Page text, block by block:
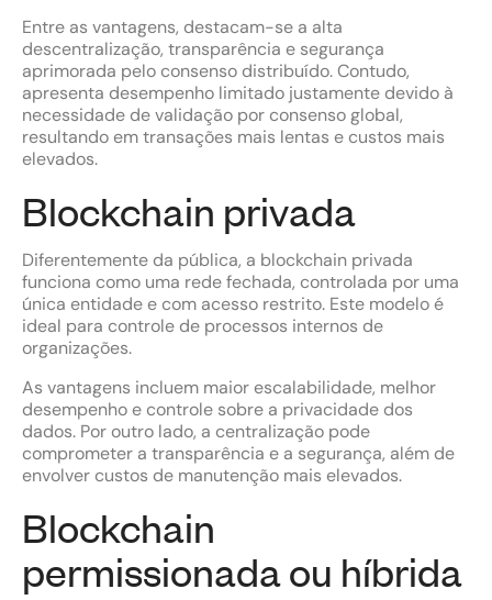
Entre as vantagens, destacam-se a alta
descentralização, transparência e segurança
aprimorada pelo consenso distribuído. Contudo,
apresenta desempenho limitado justamente devido à
necessidade de validação por consenso global,
resultando em transações mais lentas e custos mais
elevados.
Blockchain privada
Diferentemente da pública, a blockchain privada
funciona como uma rede fechada, controlada por uma
única entidade e com acesso restrito. Este modelo é
ideal para controle de processos internos de
organizações.
As vantagens incluem maior escalabilidade, melhor
desempenho e controle sobre a privacidade dos
dados. Por outro lado, a centralização pode
comprometer a transparência e a segurança, além de
envolver custos de manutenção mais elevados.
Blockchain
permissionada ou híbrida